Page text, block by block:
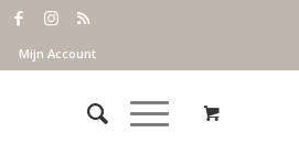
Mijn Account